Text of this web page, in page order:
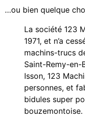
…ou bien quelque
La société 123
1971, et n’a
machins-trucs
Saint-Remy-
Isson, 123
personnes, et
bidules super
bouzemontoise.